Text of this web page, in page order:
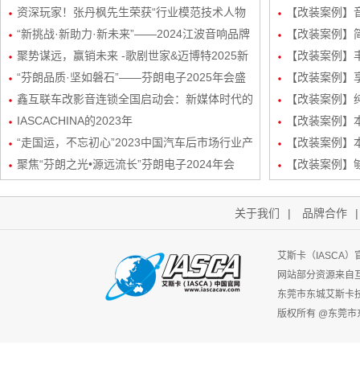
新品发布会暨市场运营规划会议圆满举行
资深玩家！张丹枫先生荣获“行业模范技术人物
奖”
“新挑战·新助力·新未来”——2024江波音响品牌
经销商会议盛大举行！
聚势谋远，赢销未来 -歌剧世家&迈博特2025新
起势经销商会议圆满成功！
“芬朗品质·坚如磐石”——芬朗电子2025年会盛
况，共绘汽车音响改装新蓝图
鑫互联车改影音连锁全国启动会：新媒体时代的
创新矩阵与玩法
IASCACHINA的2023年
“走国运，不忘初心”2023中国汽车后市场行业产
业生态发展峰会-艾斯卡（IASCA）中国谢福秋
聚焦“芬朗之光•源远流长”芬朗电子2024年会
自达8升级
【改装案例
级丹拿232
【改装案例
品曼斯特
【改装案例
路DSP处理器
【改装案例
三分频
【改装案例
装
【改装案例
频/6路DSP处
【改装案例
路DSP处理器
【改装案例
关于我们 | 品牌合作
艾斯卡（IASCA）
网站部分资源来自
东莞市东城艾斯卡
版权所有 @东莞